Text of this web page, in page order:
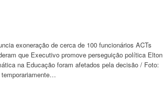
exoneração de cerca de 100 funcionários ACTs
que Executivo promove perseguição política Elton
na Educação foram afetados pela decisão / Foto: